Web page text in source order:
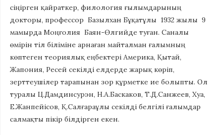
сіңірген қайраткер, филология ғылымдарының
докторы, профессор Базылхан Бұқатұлы 1932 жылы 9
мамырда Моңғолия Баян-Өлгийде туған. Саналы
өмірін тіл біліміне арнаған майталман ғалымның
көптеген теориялық еңбектері Америка, Қытай,
Жапония, Ресей секілді елдерде жарық көріп,
зерттеушілер тарапынан зор құрметке ие болыпты. Ол
туралы Ц.Дамдинсурэн, Н.А.Баскаков, Т.Д.Санжеев, Хуа,
Е.Жанпейісов, Қ.Салғараұлы секілді белгілі ғалымдар
салмақты пікір білдірген екен.